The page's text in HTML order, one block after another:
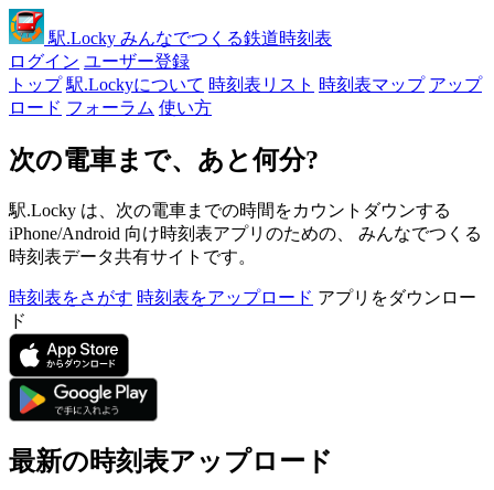
駅.Locky みんなでつくる鉄道時刻表
ログイン ユーザー登録
トップ 駅.Lockyについて 時刻表リスト 時刻表マップ アップ
ロード フォーラム 使い方
次の電車まで、あと何分?
駅.Locky は、次の電車までの時間をカウントダウンする
iPhone/Android 向け時刻表アプリのための、 みんなでつくる
時刻表データ共有サイトです。
時刻表をさがす 時刻表をアップロード アプリをダウンロー
ド
最新の時刻表アップロード